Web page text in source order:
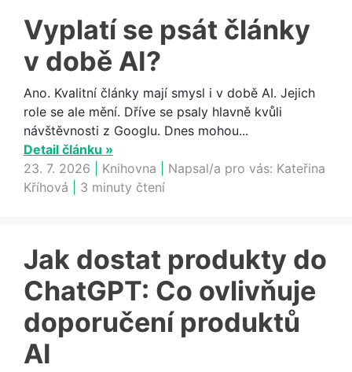
Vyplatí se psát články
v době AI?
Ano. Kvalitní články mají smysl i v době AI. Jejich
role se ale mění. Dříve se psaly hlavně kvůli
návštěvnosti z Googlu. Dnes mohou...
Detail článku »
23. 7. 2026
Knihovna Napsal/a pro vás: Kateřina
Kříhová
3 minuty čtení
Jak dostat produkty do
ChatGPT: Co ovlivňuje
doporučení produktů
AI